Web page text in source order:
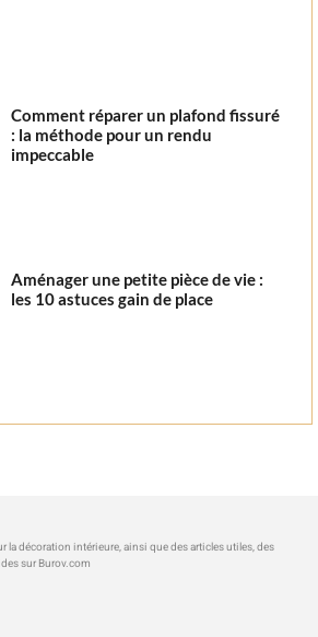
Comment réparer un plafond fissuré
: la méthode pour un rendu
impeccable
Aménager une petite pièce de vie :
les 10 astuces gain de place
la décoration intérieure, ainsi que des articles utiles, des
sur Burov.com